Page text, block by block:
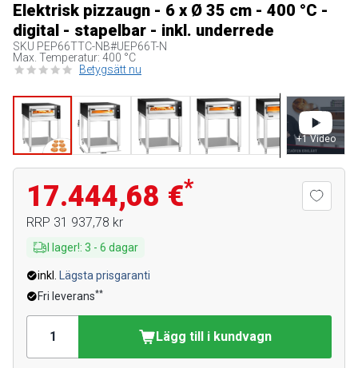
Elektrisk pizzaugn - 6 x Ø 35 cm - 400 °C -
digital - stapelbar - inkl. underrede
SKU PEP66TTC-NB#UEP66T-N
Max. Temperatur: 400 °C
Betygsätt nu
+1 Video
17.444,68 €*
RRP 31 937,78 kr
I lager!: 3 - 6 dagar
inkl.
Lägsta prisgaranti
Fri leverans**
Lägg till i kundvagn